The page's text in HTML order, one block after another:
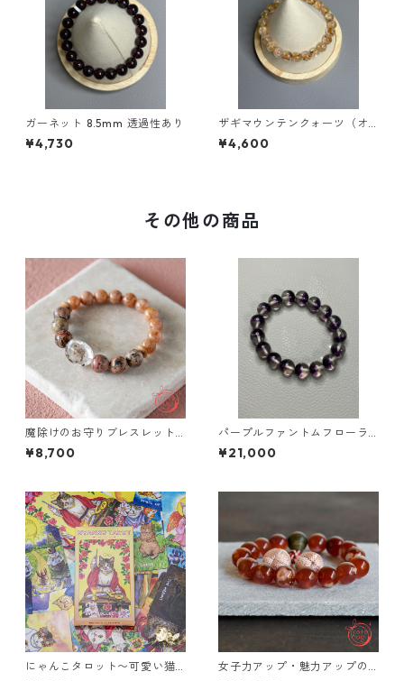
ガーネット 8.5mm 透過性あり
¥4,730
ザギマウンテンクォーツ（オ
レンジ）8.5mm
¥4,600
その他の商品
魔除けのお守りブレスレット
「祝り」 ガーデンクォーツ ベ
トナム産桜瑪瑙 レオパードス
¥8,700
パープルファントムフローラ
イト 希少 柔軟 発想 創
造
¥21,000
にゃんこタロット〜可愛い猫
女子力アップ・魅力アップの